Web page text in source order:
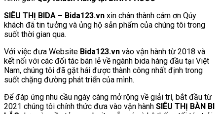
SIÊU THỊ BIDA – Bida123.vn xin chân thành cám ơn Qúy
khách đã tin tưởng và ủng hộ sản phẩm của chúng tôi trong
suốt thời gian qua.
Với việc đưa Website Bida123.vn vào vận hành từ 2018 và
kết nối với các đối tác bán lẻ về ngành bida hàng đầu tại Việt
Nam, chúng tôi đã gặt hái được thành công nhất định trong
suốt chặng đường phát triển của mình.
Để đáp ứng nhu cầu ngày càng mở rộng về giải trí, bắt đầu từ
2021 chúng tôi chính thức đưa vào vận hành SIÊU THỊ BÀN BI